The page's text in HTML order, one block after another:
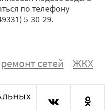
по телефону
5-30-29.
ремонт сетей ЖКХ